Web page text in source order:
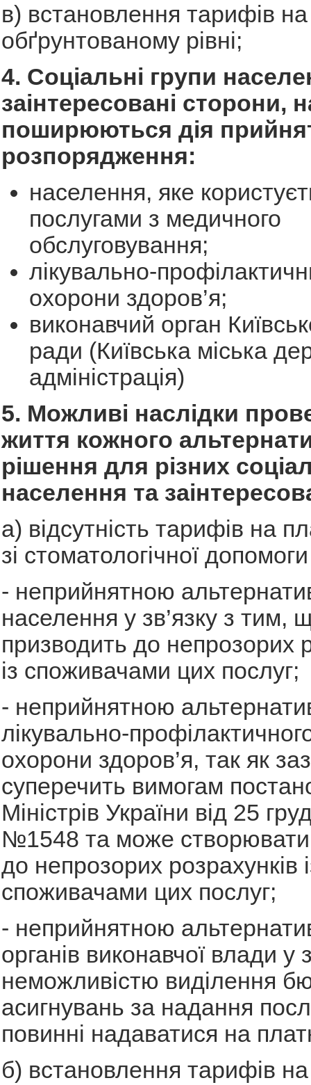
в) встановлення тарифів
обґрунтованому рівні;
4. Соціальні групи
заінтересовані сторони,
поширюються дія
розпорядження:
населення, яке
послугами з медичного
обслуговування;
лікувально-
охорони здоров’я;
виконавчий орган
ради (Київська міська
адміністрація)
5. Можливі наслідки
життя кожного
рішення для різних
населення та
а) відсутність тарифів на
зі стоматологічної
- неприйнятною
населення у зв’язку з тим,
призводить до непрозорих
із споживачами цих послуг;
- неприйнятною
лікувально-
охорони здоров’я, так як
суперечить вимогам
Міністрів України від 25
№1548 та може
до непрозорих розрахунків
споживачами цих послуг;
- неприйнятною
органів виконавчої влади у
неможливістю виділення
асигнувань за надання
повинні надаватися на
б) встановлення тарифів на